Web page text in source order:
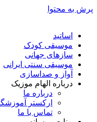
پرش به محتوا
اساتید
موسیقی کودک
سازهای جهانی
موسیقی سنتی ایرانی
آواز و صداسازی
درباره الهام موزیک
درباره ما
ارکستر
تماس با ما